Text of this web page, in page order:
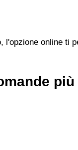
online ti